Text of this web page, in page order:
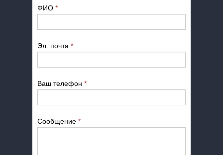
ФИО *
Эл. почта *
Ваш телефон *
Сообщение *